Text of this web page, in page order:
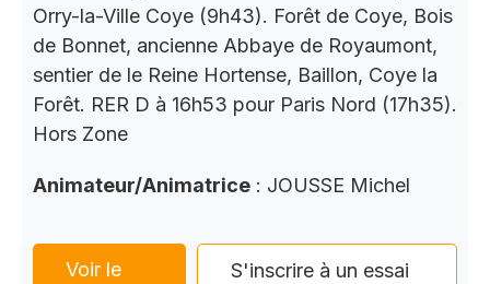
Orry-la-Ville Coye (9h43). Forêt de Coye, Bois
de Bonnet, ancienne Abbaye de Royaumont,
sentier de le Reine Hortense, Baillon, Coye la
Forêt. RER D à 16h53 pour Paris Nord (17h35).
Hors Zone
Animateur/Animatrice : JOUSSE Michel
Voir le
S'inscrire à un essai